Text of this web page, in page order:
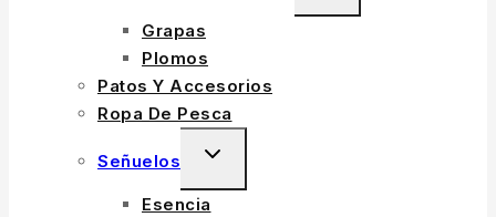
Grapas
Plomos
Patos Y Accesorios
Ropa De Pesca
Señuelos
Esencia